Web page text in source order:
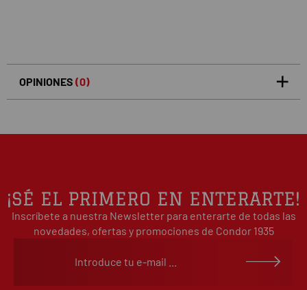
OPINIONES (0)
5
4
0%
estrellas
0%
1
estrellas 0%
¡SÉ EL PRIMERO EN ENTERARTE!
Inscríbete a nuestra Newsletter para enterarte de todas las
novedades, ofertas y promociones de Condor 1935